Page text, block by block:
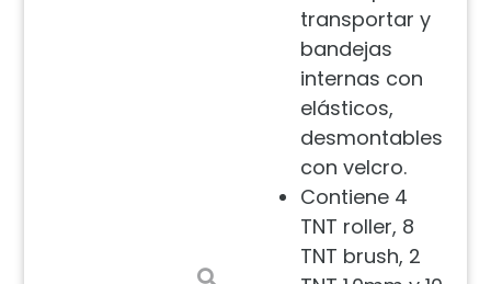
transportar y
bandejas
internas con
elásticos,
desmontables
con velcro.
Contiene 4
TNT roller, 8
TNT brush, 2